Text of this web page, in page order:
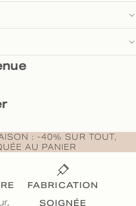
: -40% SUR TOUT,
AU PANIER
FABRICATION